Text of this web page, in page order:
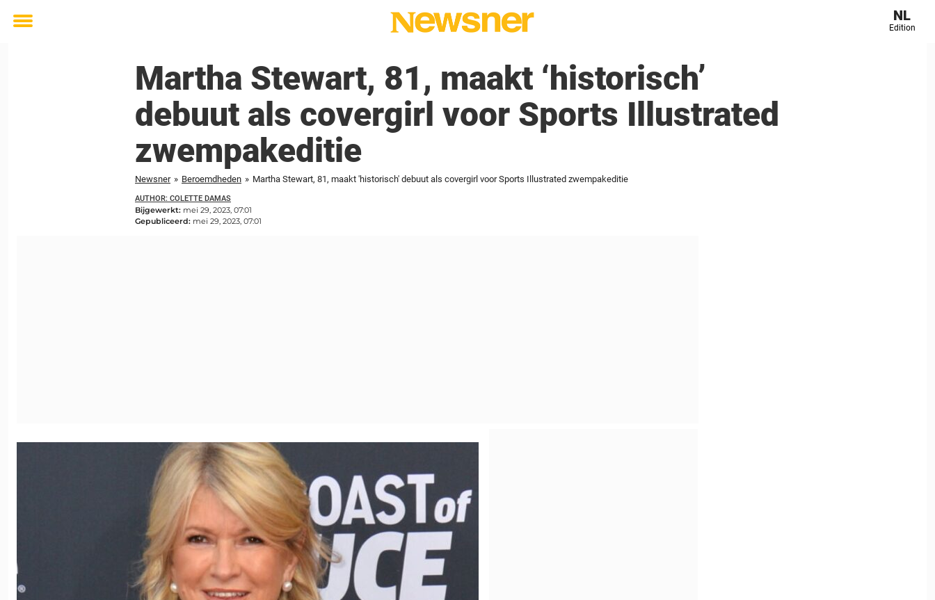
Toggle
NL
Edition
Martha Stewart, 81, maakt ‘historisch’
debuut als covergirl voor Sports Illustrated
zwempakeditie
Newsner » Beroemdheden » Martha Stewart, 81, maakt 'historisch' debuut als covergirl voor Sports Illustrated zwempakeditie
AUTHOR: COLETTE DAMAS
Bijgewerkt: mei 29, 2023, 07:01
Gepubliceerd: mei 29, 2023, 07:01